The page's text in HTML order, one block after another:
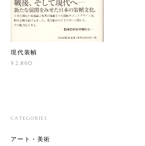
現代装幀
¥2,860
CATEGORIES
アート・美術